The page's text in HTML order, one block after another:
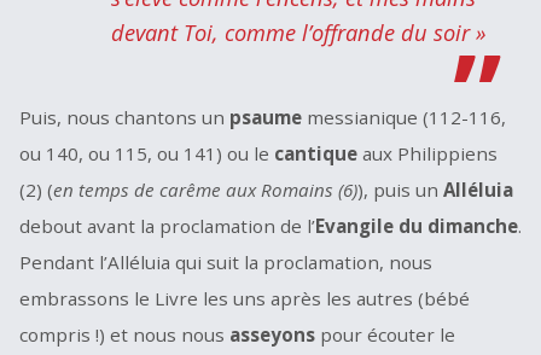
devant Toi, comme l’offrande du soir »
Puis, nous chantons un psaumemessianique (112-116,
ou 140, ou 115, ou 141) ou le cantiqueaux Philippiens
(2) (en temps de carême aux Romains (6)), puis un Alléluia
debout avant la proclamation de l’Evangile du dimanche.
Pendant l’Alléluia qui suit la proclamation, nous
embrassons le Livre les uns après les autres (bébé
compris !) et nous nous asseyonspour écouter le